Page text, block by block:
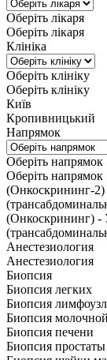
Оберіть лікаря
Оберіть лікаря
Клініка
Оберіть клініку
Оберіть клініку
Київ
Кропивницький
Напрямок
Оберіть напрямок
Оберіть напрямок
(Онкоскрининг-2)
(Онкоскрининг) -
Анестезиология
Анестезиология
Биопсия
Биопсия легких
Биопсия
Биопсия
Биопсия печени
Биопсия простаты